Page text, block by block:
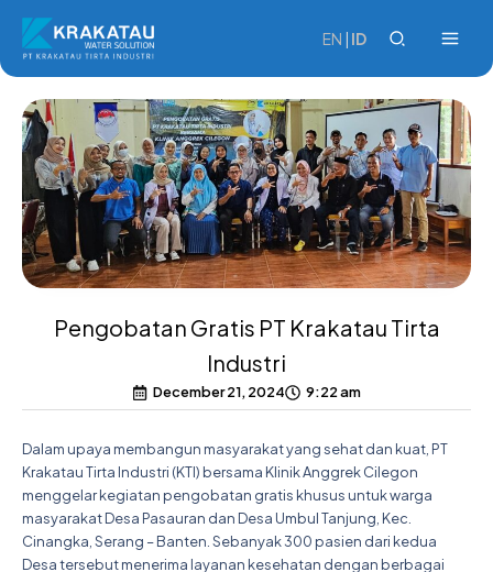
content
EN ID
Pengobatan Gratis PT Krakatau Tirta
Industri
December 21, 2024 9:22 am
Dalam upaya membangun masyarakat yang sehat dan kuat, PT
Krakatau Tirta Industri (KTI) bersama Klinik Anggrek Cilegon
menggelar kegiatan pengobatan gratis khusus untuk warga
masyarakat Desa Pasauran dan Desa Umbul Tanjung, Kec.
Cinangka, Serang – Banten. Sebanyak 300 pasien dari kedua
Desa tersebut menerima layanan kesehatan dengan berbagai